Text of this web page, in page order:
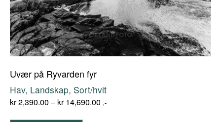
Uvær på Ryvarden fyr
Hav, Landskap, Sort/hvit
kr2,390.00 – kr14,690.00 ,-